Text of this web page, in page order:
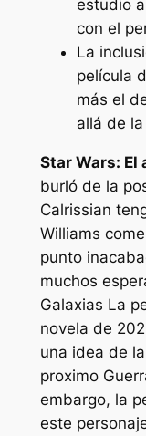
estudio
con el
La
película
más el
allá de
Star Wars: El
burló de la
Calrissian
Williams
punto
muchos
Galaxias La
novela de
una idea de
proximo
embargo, la
este